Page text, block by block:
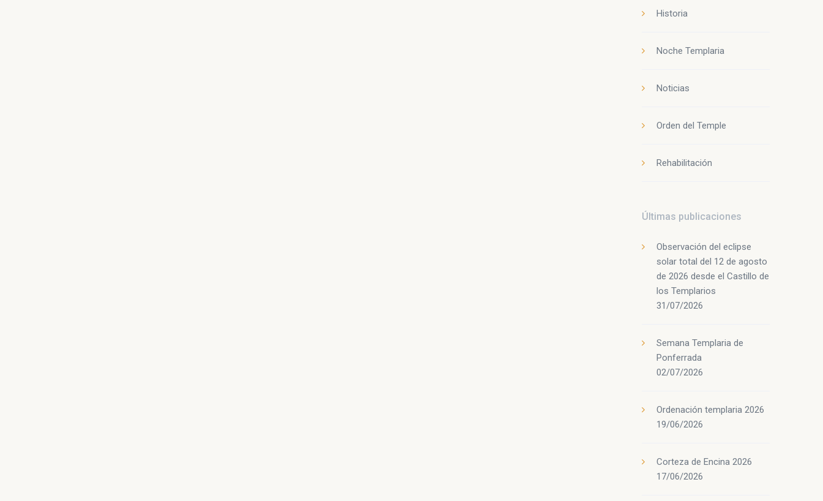
Historia
Noche Templaria
Noticias
Orden del Temple
Rehabilitación
Últimas publicaciones
Observación del eclipse
solar total del 12 de agosto
de 2026 desde el Castillo de
los Templarios
31/07/2026
Semana Templaria de
Ponferrada
02/07/2026
Ordenación templaria 2026
19/06/2026
Corteza de Encina 2026
17/06/2026